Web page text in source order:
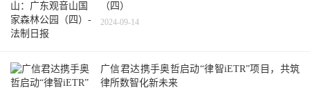
（四）
2024-09-14
广信君达携手奥哲启动“律智iETR”项目，共筑
律所数智化新未来